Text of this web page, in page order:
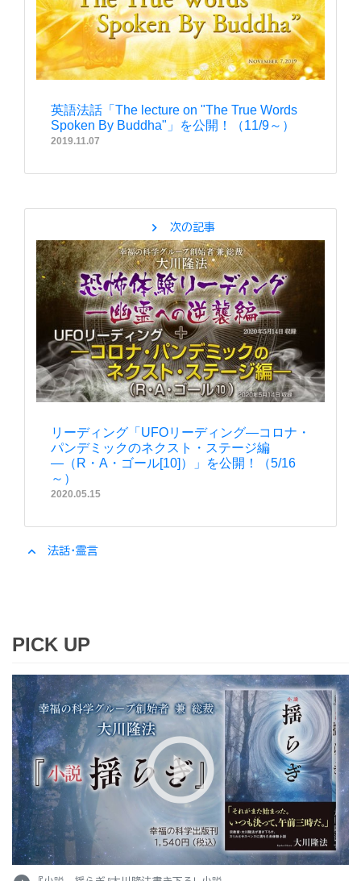
英語法話「The lecture on "The True Words
Spoken By Buddha"」を公開！（11/9～）
2019.11.07
chevron_right 次の記事
リーディング「UFOリーディング―コロナ・
パンデミックのネクスト・ステージ編
―（R・A・ゴール[10]）」を公開！（5/16
～）
2020.05.15
expand_less 法話・霊言
PICK UP